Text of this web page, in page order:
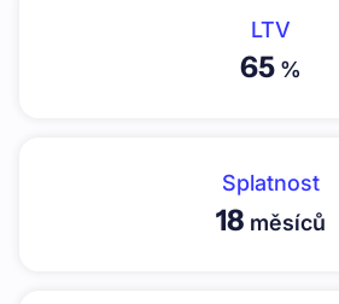
LTV
65%
Splatnost
18 měsíců